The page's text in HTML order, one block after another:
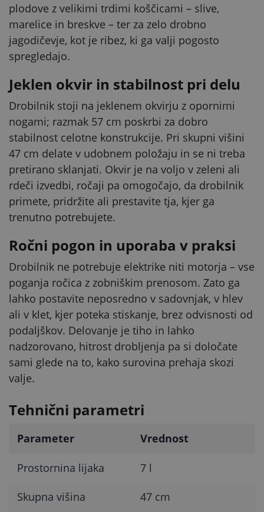
plodove z velikimi trdimi koščicami – slive,
marelice in breskve – ter za zelo drobno
jagodičevje, kot je ribez, ki ga valji pogosto
spregledajo.
Jeklen okvir in stabilnost pri delu
Drobilnik stoji na jeklenem okvirju z opornimi
nogami; razmak 57 cm poskrbi za dobro
stabilnost celotne konstrukcije. Pri skupni višini
47 cm delate v udobnem položaju in se ni treba
pretirano sklanjati. Okvir je na voljo v zeleni ali
rdeči izvedbi, ročaji pa omogočajo, da drobilnik
primete, pridržite ali prestavite tja, kjer ga
trenutno potrebujete.
Ročni pogon in uporaba v praksi
Drobilnik ne potrebuje elektrike niti motorja – vse
poganja ročica z zobniškim prenosom. Zato ga
lahko postavite neposredno v sadovnjak, v hlev
ali v klet, kjer poteka stiskanje, brez odvisnosti od
podaljškov. Delovanje je tiho in lahko
nadzorovano, hitrost drobljenja pa si določate
sami glede na to, kako surovina prehaja skozi
valje.
Tehnični parametri
Parameter Vrednost
Prostornina lijaka 7 l
Skupna višina 47 cm